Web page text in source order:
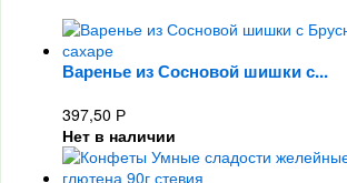
Варенье из Сосновой шишки с...
397,50 Р
Нет в наличии